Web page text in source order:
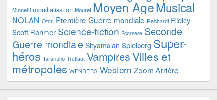
Minnelli mondialisation Mouret Moyen AgeMusical
NOLAN Ozon Première Guerre mondiale Reichardt Ridley
Scott Rohmer Science-fiction Scorsese Seconde
Guerre mondiale Shyamalan Spielberg Super-
héros Tarantino Truffaut VampiresVilles et
métropoles WENDERS Western Zoom Arrière